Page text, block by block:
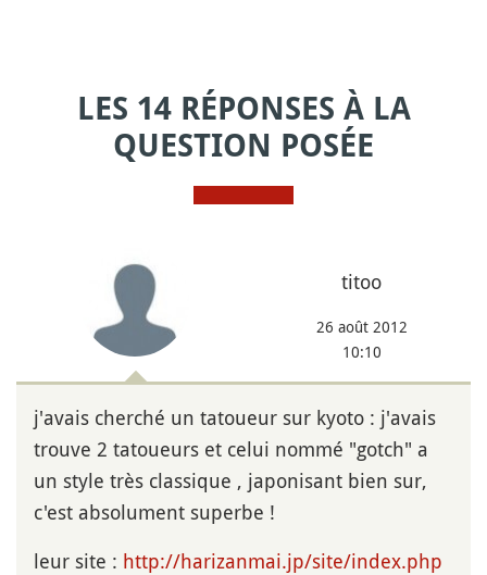
LES 14 RÉPONSES À LA
QUESTION POSÉE
titoo
26 août 2012
10:10
j'avais cherché un tatoueur sur kyoto : j'avais
trouve 2 tatoueurs et celui nommé "gotch" a
un style très classique , japonisant bien sur,
c'est absolument superbe !
leur site : http://harizanmai.jp/site/index.php